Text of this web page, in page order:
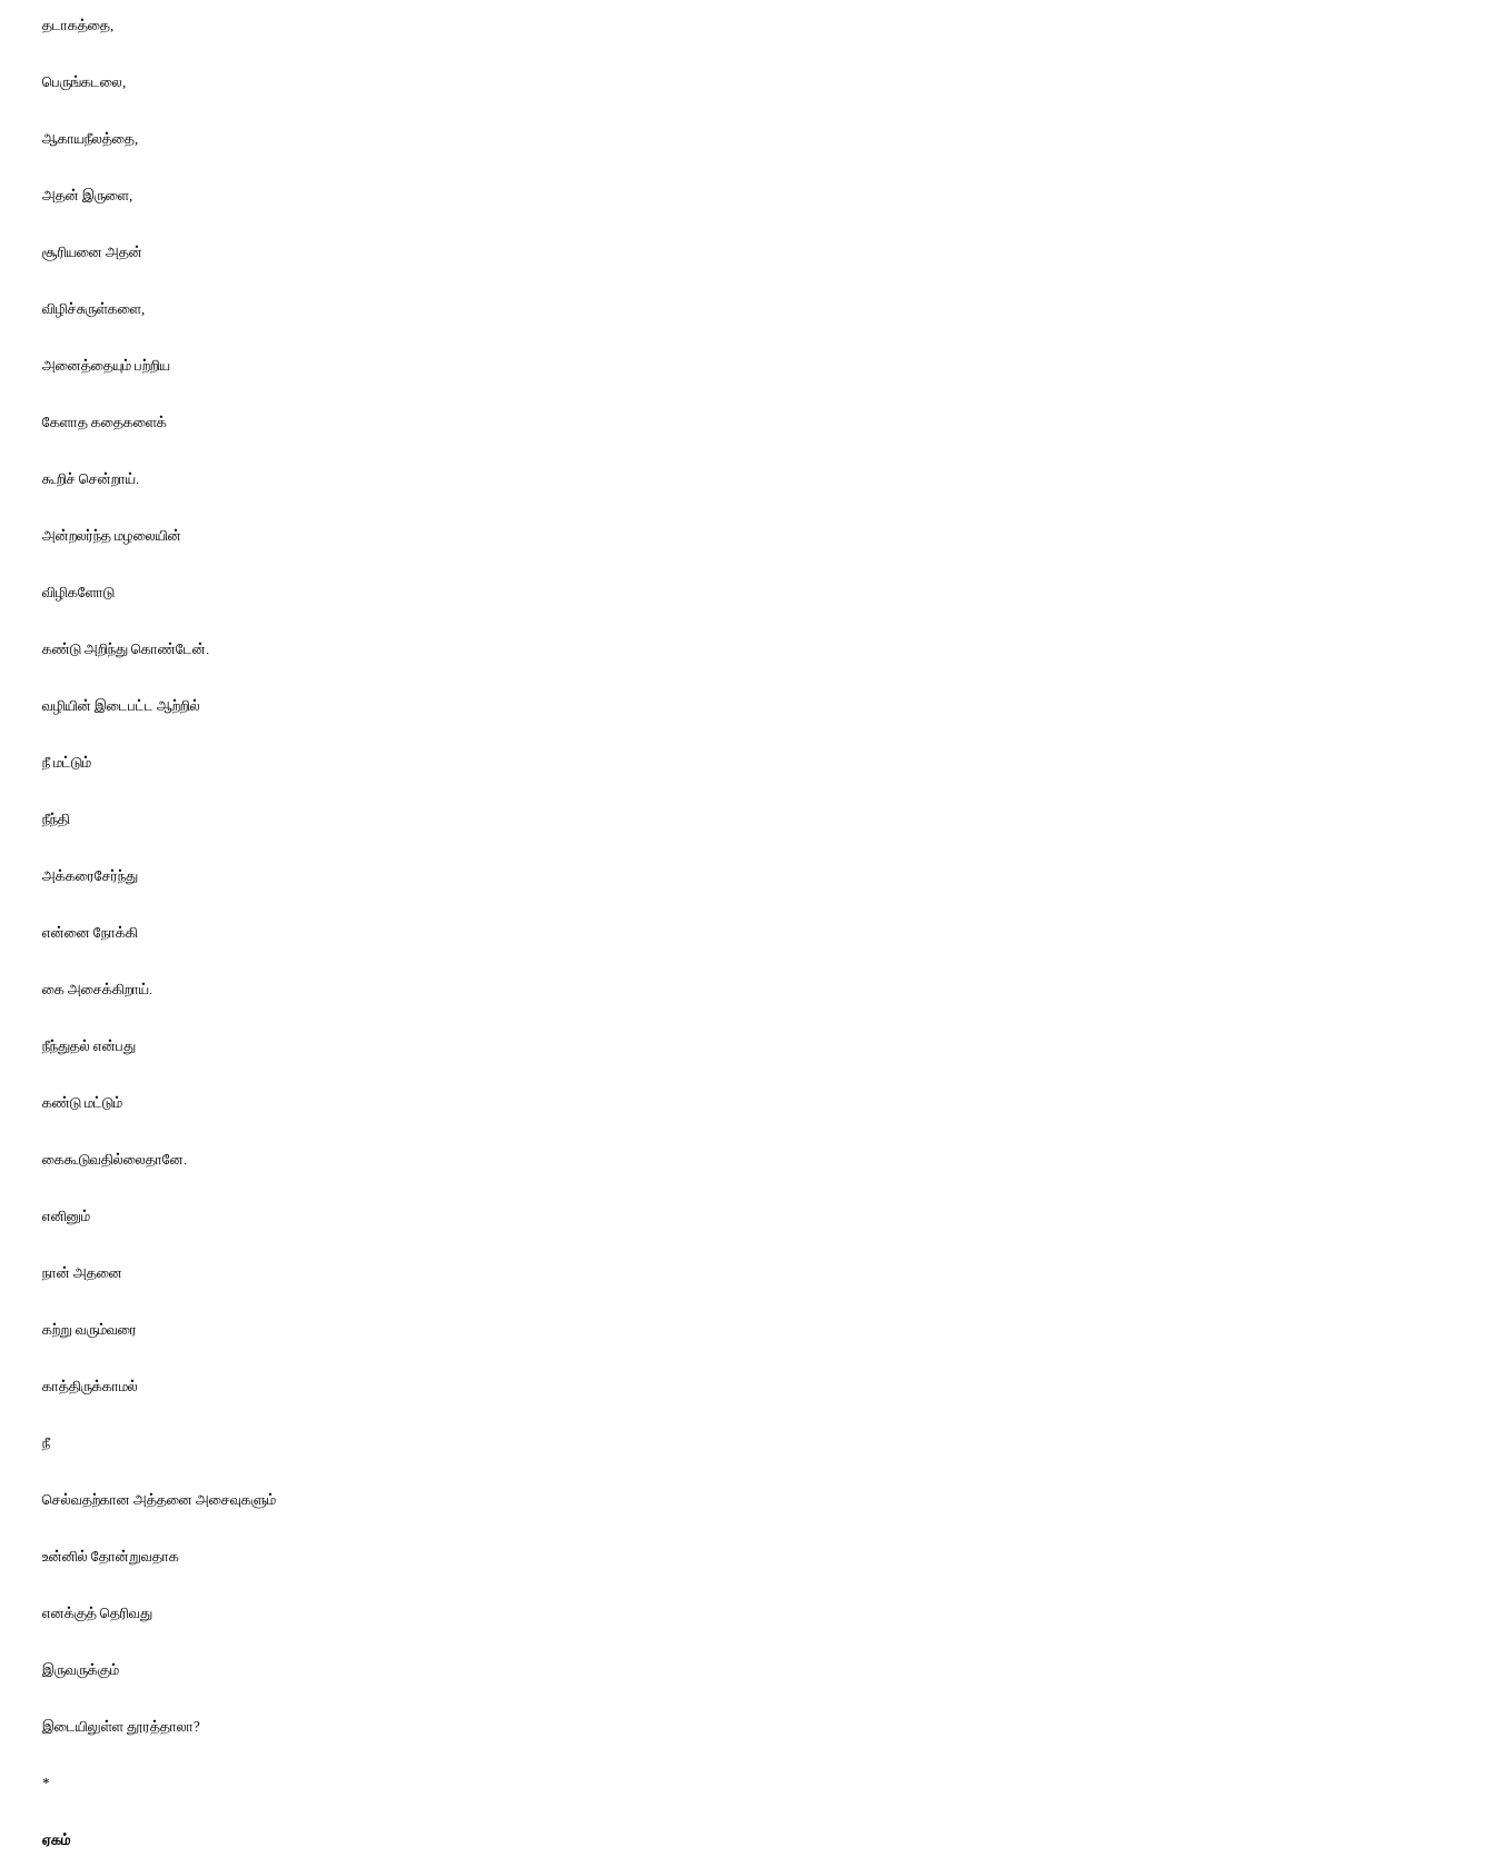
தடாகத்தை,
பெருங்கடலை,
ஆகாயநீலத்தை,
அதன் இருளை,
சூரியனை அதன்
விழிச்சுருள்களை,
அனைத்தையும் பற்றிய
கேளாத கதைகளைக்
கூறிச் சென்றாய்.
அன்றலர்ந்த மழலையின்
விழிகளோடு
கண்டு அறிந்து கொண்டேன்.
வழியின் இடைபட்ட ஆற்றில்
நீ மட்டும்
நீந்தி
அக்கரைசேர்ந்து
என்னை நோக்கி
கை அசைக்கிறாய்.
நீந்துதல் என்பது
கண்டு மட்டும்
கைகூடுவதில்லைதானே.
எனினும்
நான் அதனை
கற்று வரும்வரை
காத்திருக்காமல்
நீ
செல்வதற்கான அத்தனை அசைவுகளும்
உன்னில் தோன்றுவதாக
எனக்குத் தெரிவது
இருவருக்கும்
இடையிலுள்ள தூரத்தாலா?
*
ஏகம்